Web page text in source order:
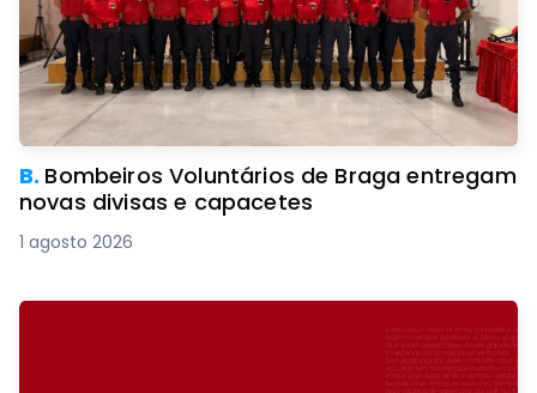
B. Bombeiros Voluntários de Braga entregam
novas divisas e capacetes
1 agosto 2026